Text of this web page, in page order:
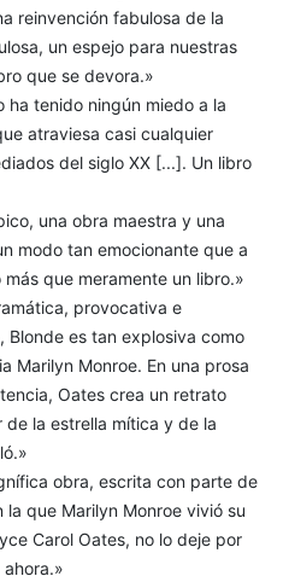
reinvención fabulosa de la
un espejo para nuestras
que se devora.»
ha tenido ningún miedo a la
atraviesa casi cualquier
del siglo XX [...]. Un libro
una obra maestra y una
modo tan emocionante que a
que meramente un libro.»
provocativa e
Blonde es tan explosiva como
Marilyn Monroe. En una prosa
Oates crea un retrato
la estrella mítica y de la
obra, escrita con parte de
que Marilyn Monroe vivió su
Carol Oates, no lo deje por